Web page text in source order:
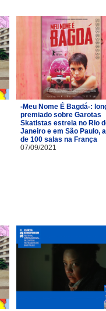
-Meu Nome É Bagdá-:
premiado sobre Garotas
Skatistas estreia no Rio
Janeiro e em São Paulo,
de 100 salas na França
07/09/2021